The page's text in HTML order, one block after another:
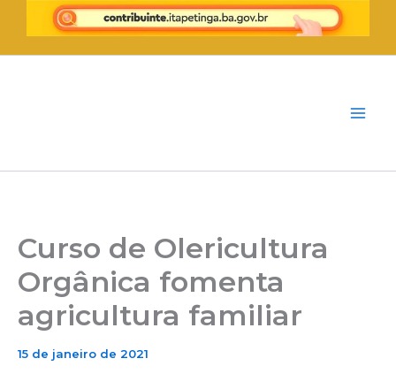
para
o
Curso de Olericultura
Orgânica fomenta
agricultura familiar
15 de janeiro de 2021